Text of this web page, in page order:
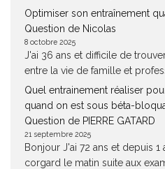
Optimiser son entraînement
Question de Nicolas
8 octobre 2025
J'ai 36 ans et difficile de
entre la vie de famille et
Quel entrainement réaliser
quand on est sous béta-
Question de PIERRE GATARD
21 septembre 2025
Bonjour J'ai 72 ans et depuis
corgard le matin suite aux